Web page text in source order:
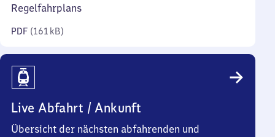
Regelfahrplans
PDF (161 kB)
Live Abfahrt / Ankunft
Übersicht der nächsten abfahrenden und